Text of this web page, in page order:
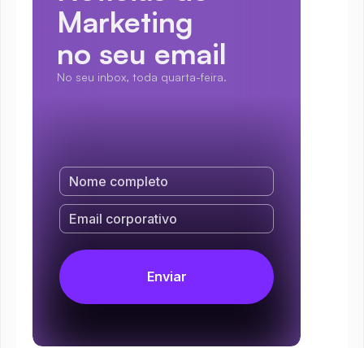
Marketing
no seu email
No seu inbox, toda quarta-feira.